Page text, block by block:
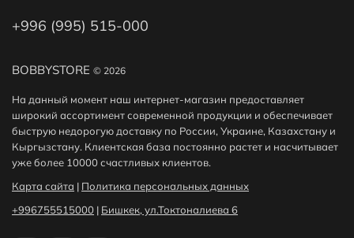
BOBBYSTORE © 2026
На данный момент наш интернет-магазин предоставляет
широкий ассортимент современной продукции и обеспечивает
быструю недорогую доставку по России, Украине, Казахстану и
Кыргызстану. Клиентская база постоянно растет и насчитывает
уже более 10000 счастливых клиентов.
Карта сайта | Политика персональных данных
+996755515000 | Бишкек, ул.Токтоналиева 6
+996 (995) 515-000